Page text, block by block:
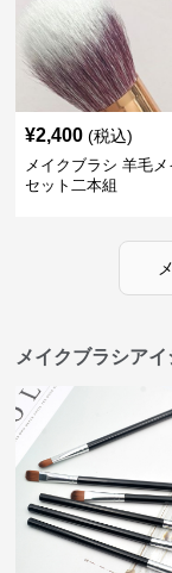
¥2,400 (税込)
メイクブラシ 羊毛
セット二本組
メイクブラシア